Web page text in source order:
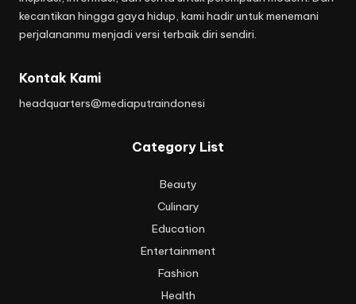
kecantikan hingga gaya hidup, kami hadir untuk menemani
perjalananmu menjadi versi terbaik diri sendiri.
Kontak Kami
headquarters@mediaputraindonesi
Category List
Beauty
Culinary
Education
Entertainment
Fashion
Health